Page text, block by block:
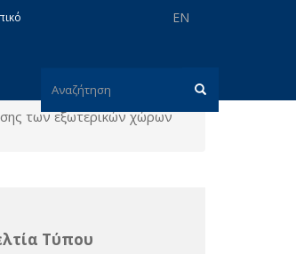
EN
Φόρμα
αναζήτησης
Αναζήτηση
των εξωτερικών χώρων
Τύπου